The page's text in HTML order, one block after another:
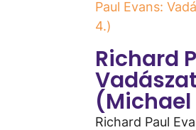
Paul Evans:
4.)
Richard
(Michael
Richard Paul